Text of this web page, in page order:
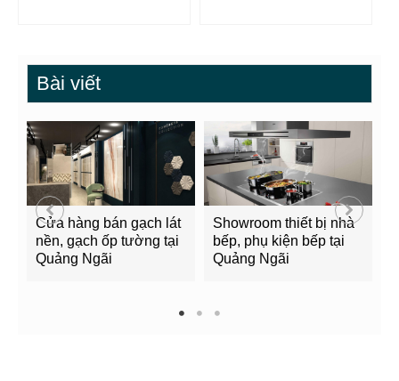
Bài viết
Cửa hàng bán gạch lát
nền, gạch ốp tường tại
Quảng Ngãi
Showroom thiết bị nhà
bếp, phụ kiện bếp tại
Quảng Ngãi
1 2 3